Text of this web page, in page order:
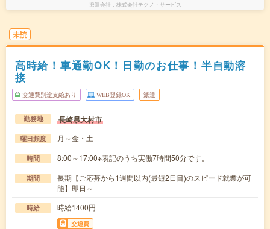
派遣会社 株式会社テクノ・サービス
未読
高時給！車通勤OK！日勤のお仕事！半自動溶
接
交通費別途支給あり WEB登録OK 派遣
勤務地 長崎県大村市
曜日頻度 月～金・土
時間 8:00～17:00※表記のうち実働7時間50分です。
期間
長期【ご応募から1週間以内(最短2日目)のスピード就業が可
能】即日～
時給 時給1400円
交通費